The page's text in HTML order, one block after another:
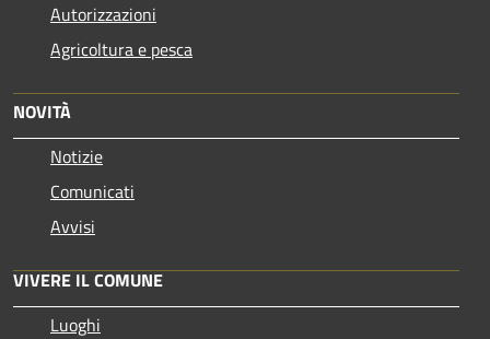
Autorizzazioni
Agricoltura e pesca
NOVITÀ
Notizie
Comunicati
Avvisi
VIVERE IL COMUNE
Luoghi